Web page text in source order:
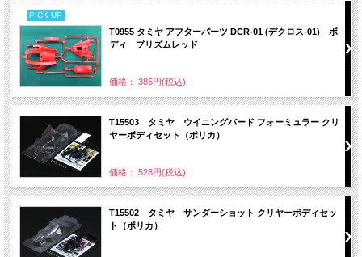
PICK UP
T0955 タミヤ アフターパーツ DCR-01 (デクロス-01) ボ
ディ プリズムレッド
価格： 385円(税込)
T15503 タミヤ ウイニングバード フォーミュラー クリ
ヤーボディセット（ポリカ）
価格： 528円(税込)
T15502 タミヤ サンダーショット クリヤーボディセッ
ト（ポリカ）